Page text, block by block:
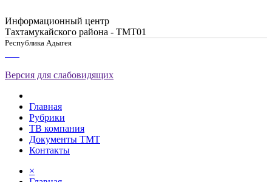
Информационный центр
Тахтамукайского района - ТМТ01
Республика Адыгея
Версия для слабовидящих
Главная
Рубрики
ТВ компания
Документы ТМТ
Контакты
×